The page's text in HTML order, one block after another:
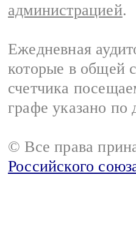
администрацией.
Ежедневная
которые в общей
счетчика
графе указано по
© Все права
Российского